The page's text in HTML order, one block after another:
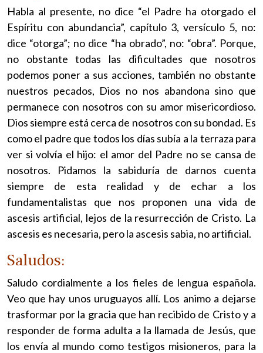
Habla al presente, no dice “el Padre ha otorgado el
Espíritu con abundancia”, capítulo 3, versículo 5, no:
dice “otorga”; no dice “ha obrado”, no: “obra”. Porque,
no obstante todas las dificultades que nosotros
podemos poner a sus acciones, también no obstante
nuestros pecados, Dios no nos abandona sino que
permanece con nosotros con su amor misericordioso.
Dios siempre está cerca de nosotros con su bondad. Es
como el padre que todos los días subía a la terraza para
ver si volvía el hijo: el amor del Padre no se cansa de
nosotros. Pidamos la sabiduría de darnos cuenta
siempre de esta realidad y de echar a los
fundamentalistas que nos proponen una vida de
ascesis artificial, lejos de la resurrección de Cristo. La
ascesis es necesaria, pero la ascesis sabia, no artificial.
Saludos:
Saludo cordialmente a los fieles de lengua española.
Veo que hay unos uruguayos allí. Los animo a dejarse
trasformar por la gracia que han recibido de Cristo y a
responder de forma adulta a la llamada de Jesús, que
los envía al mundo como testigos misioneros, para la